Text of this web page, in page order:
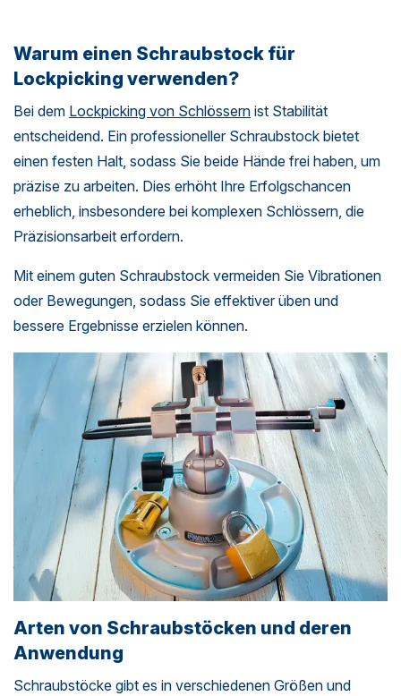
Warum einen Schraubstock für
Lockpicking verwenden?
Bei dem Lockpicking von Schlössern ist Stabilität
entscheidend. Ein professioneller Schraubstock bietet
einen festen Halt, sodass Sie beide Hände frei haben, um
präzise zu arbeiten. Dies erhöht Ihre Erfolgschancen
erheblich, insbesondere bei komplexen Schlössern, die
Präzisionsarbeit erfordern.
Mit einem guten Schraubstock vermeiden Sie Vibrationen
oder Bewegungen, sodass Sie effektiver üben und
bessere Ergebnisse erzielen können.
Arten von Schraubstöcken und deren
Anwendung
Schraubstöcke gibt es in verschiedenen Größen und